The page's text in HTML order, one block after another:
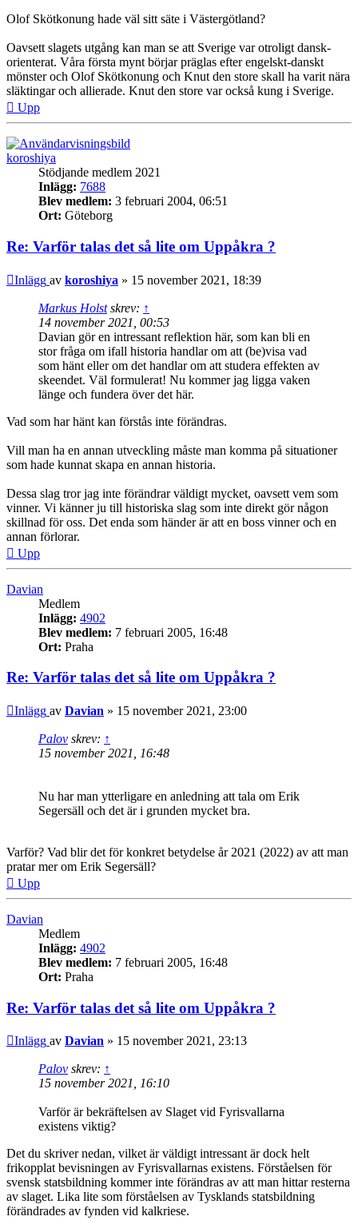
Olof Skötkonung hade väl sitt säte i Västergötland?
Oavsett slagets utgång kan man se att Sverige var otroligt dansk-
orienterat. Våra första mynt börjar präglas efter engelskt-danskt
mönster och Olof Skötkonung och Knut den store skall ha varit nära
släktingar och allierade. Knut den store var också kung i Sverige.
Upp
koroshiya
Stödjande medlem 2021
Inlägg: 7688
Blev medlem: 3 februari 2004, 06:51
Ort: Göteborg
Re: Varför talas det så lite om Uppåkra ?
Inlägg av koroshiya » 15 november 2021, 18:39
Markus Holstskrev: ↑
14 november 2021, 00:53
Davian gör en intressant reflektion här, som kan bli en
stor fråga om ifall historia handlar om att (be)visa vad
som hänt eller om det handlar om att studera effekten av
skeendet. Väl formulerat! Nu kommer jag ligga vaken
länge och fundera över det här.
Vad som har hänt kan förstås inte förändras.
Vill man ha en annan utveckling måste man komma på situationer
som hade kunnat skapa en annan historia.
Dessa slag tror jag inte förändrar väldigt mycket, oavsett vem som
vinner. Vi känner ju till historiska slag som inte direkt gör någon
skillnad för oss. Det enda som händer är att en boss vinner och en
annan förlorar.
Upp
Davian
Medlem
Inlägg: 4902
Blev medlem: 7 februari 2005, 16:48
Ort: Praha
Re: Varför talas det så lite om Uppåkra ?
Inlägg av Davian » 15 november 2021, 23:00
Palov skrev: ↑
15 november 2021, 16:48
Nu har man ytterligare en anledning att tala om Erik
Segersäll och det är i grunden mycket bra.
Varför? Vad blir det för konkret betydelse år 2021 (2022) av att man
pratar mer om Erik Segersäll?
Upp
Davian
Medlem
Inlägg: 4902
Blev medlem: 7 februari 2005, 16:48
Ort: Praha
Re: Varför talas det så lite om Uppåkra ?
Inlägg av Davian » 15 november 2021, 23:13
Palov skrev: ↑
15 november 2021, 16:10
Varför är bekräftelsen av Slaget vid Fyrisvallarna
existens viktig?
Det du skriver nedan, vilket är väldigt intressant är dock helt
frikopplat bevisningen av Fyrisvallarnas existens. Förståelsen för
svensk statsbildning kommer inte förändras av att man hittar resterna
av slaget. Lika lite som förståelsen av Tysklands statsbildning
förändrades av fynden vid kalkriese.